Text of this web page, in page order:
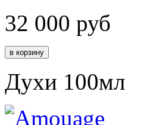
32 000 руб
Духи 100мл